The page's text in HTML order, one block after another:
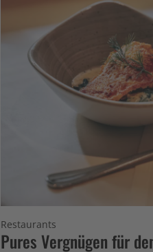
Restaurants
Pures Vergnügen für